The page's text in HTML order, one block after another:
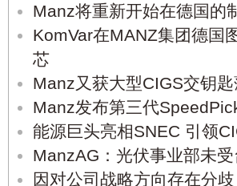
Manz将重新开始在德国的
KomVar在MANZ集团德国
芯
Manz又获大型CIGS交钥
Manz发布第三代
能源巨头亮相SNEC 引领
ManzAG：光伏事业部未
因对公司战略方向存在分